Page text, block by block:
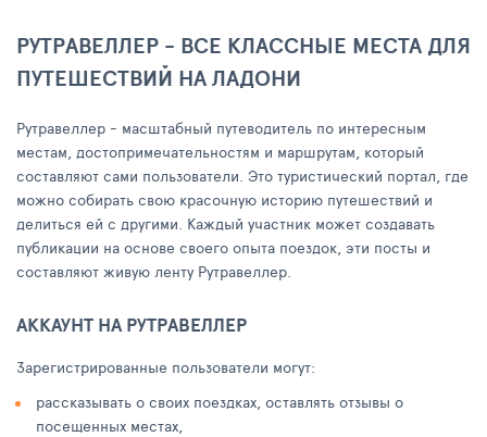
РУТРАВЕЛЛЕР - ВСЕ КЛАССНЫЕ МЕСТА ДЛЯ
ПУТЕШЕСТВИЙ НА ЛАДОНИ
Рутравеллер - масштабный путеводитель по интересным
местам, достопримечательностям и маршрутам, который
составляют сами пользователи. Это туристический портал, где
можно собирать свою красочную историю путешествий и
делиться ей с другими. Каждый участник может создавать
публикации на основе своего опыта поездок, эти посты и
составляют живую ленту Рутравеллер.
АККАУНТ НА РУТРАВЕЛЛЕР
Зарегистрированные пользователи могут:
рассказывать о своих поездках, оставлять отзывы о
посещенных местах,